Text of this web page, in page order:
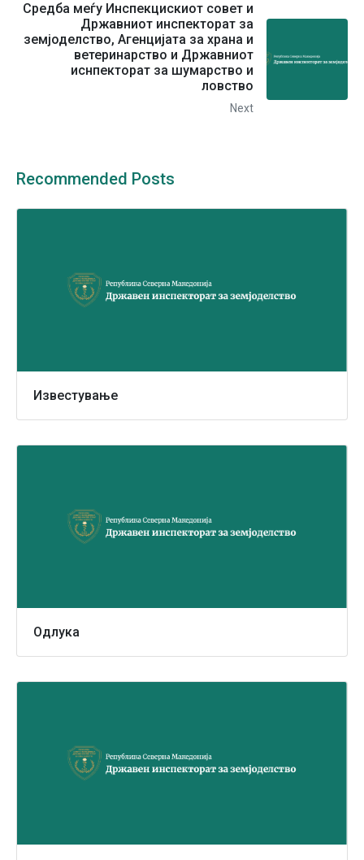
Средба меѓу Инспекцискиот совет и
Државниот инспекторат за
земјоделство, Агенцијата за храна и
ветеринарство и Државниот
иснпекторат за шумарство и
ловство
Next
Recommended Posts
Известување
Одлука